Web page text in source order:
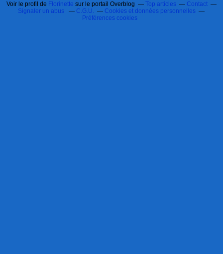
Voir le profil de Florinette sur le portail Overblog Top articles
Contact
Signaler un abus
C.G.U.
Cookies et données personnelles
Préférences cookies